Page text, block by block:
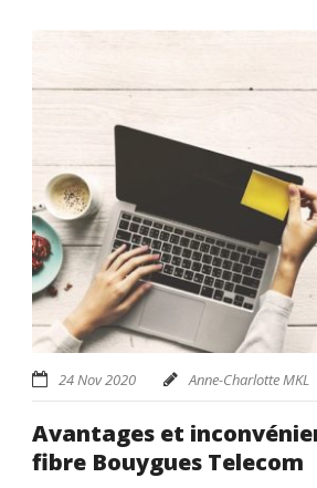
24 Nov 2020 Anne-Charlotte MKL
Avantages et
fibre Bouygues Telecom